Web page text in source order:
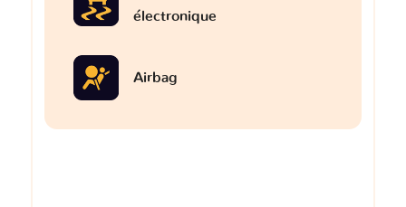
électronique
Airbag